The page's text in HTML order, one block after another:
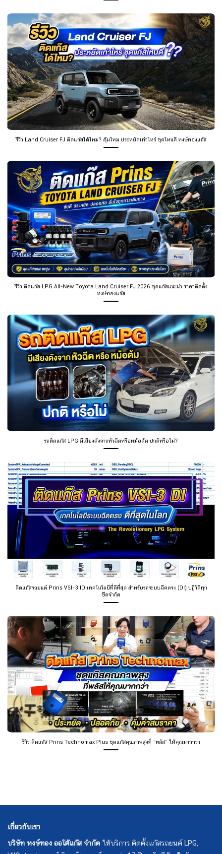
รีวิว Land Cruiser FJ ติดแก๊สได้ไหม? คุ้มไหม ประหยัดเท่าไหร่ ชุดไหนดี หงษ์ทองแก๊ส
รีวิว ติดแก๊ส LPG All-New Toyota Land Cruiser FJ 2026 ชุดแก๊สแนะนำ ราคาติดตั้ง
หงษ์ทองแก๊ส
รถติดแก๊ส LPG มีเสียงดังจากหัวฉีดหรือหม้อต้ม ปกติหรือไม่?
ติดแก๊สรถยนต์ Prins VSI-3 ID เทคโนโลยีที่ดีที่สุด สำหรับรถระบบฉีดตรง (DI) ปฏิวัติทุก
ขีดจำกัด
รีวิว ติดแก๊ส Prins Technomax Plus ชุดแก๊สคุณภาพสูงที่ “พลัส” ให้คุณมากกว่า
LNG ประสบการณ์ติดแก๊สรถยนต์มากกว่า 17 ปี การันตีด้วยใบรับรอง
"ติดแก๊สรถยนต์ ติดแก๊สที่ "หงษ์ทองแก๊ส"